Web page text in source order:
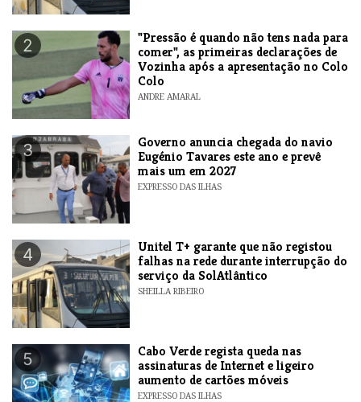
2
"Pressão é quando não tens nada para
comer", as primeiras declarações de
Vozinha após a apresentação no Colo
Colo
ANDRE AMARAL
3
Governo anuncia chegada do navio
Eugénio Tavares este ano e prevê
mais um em 2027
EXPRESSO DAS ILHAS
4
Unitel T+ garante que não registou
falhas na rede durante interrupção do
serviço da SolAtlântico
SHEILLA RIBEIRO
5
Cabo Verde regista queda nas
assinaturas de Internet e ligeiro
aumento de cartões móveis
EXPRESSO DAS ILHAS